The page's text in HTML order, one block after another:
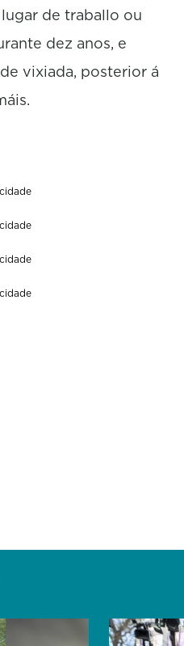
de traballo ou
dez anos, e
vixiada, posterior á